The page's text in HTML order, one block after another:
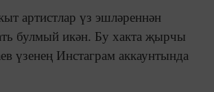
артистлар үз эшләреннән
булмый икән. Бу хакта җырчы
үзенең Инстаграм аккаунтында